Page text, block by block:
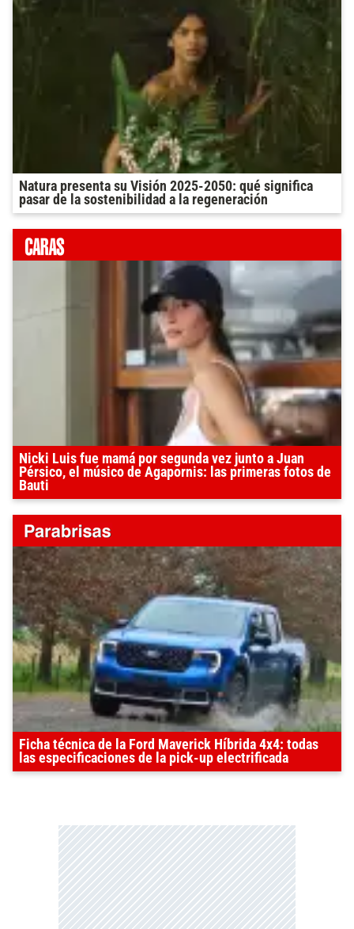
Natura presenta su Visión 2025-2050: qué significa
pasar de la sostenibilidad a la regeneración
Nicki Luis fue mamá por segunda vez junto a Juan
Pérsico, el músico de Agapornis: las primeras fotos de
Bauti
Ficha técnica de la Ford Maverick Híbrida 4x4: todas
las especificaciones de la pick-up electrificada